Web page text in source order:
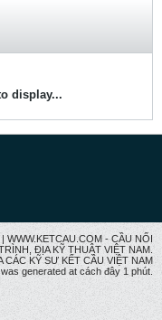
display...
WWW.KETCAU.COM - CẦU NỐI
ĐỊA KỸ THUẬT VIỆT NAM.
KỸ SƯ KẾT CÂU VIỆT NAM
generated at cách đây 1 phút.